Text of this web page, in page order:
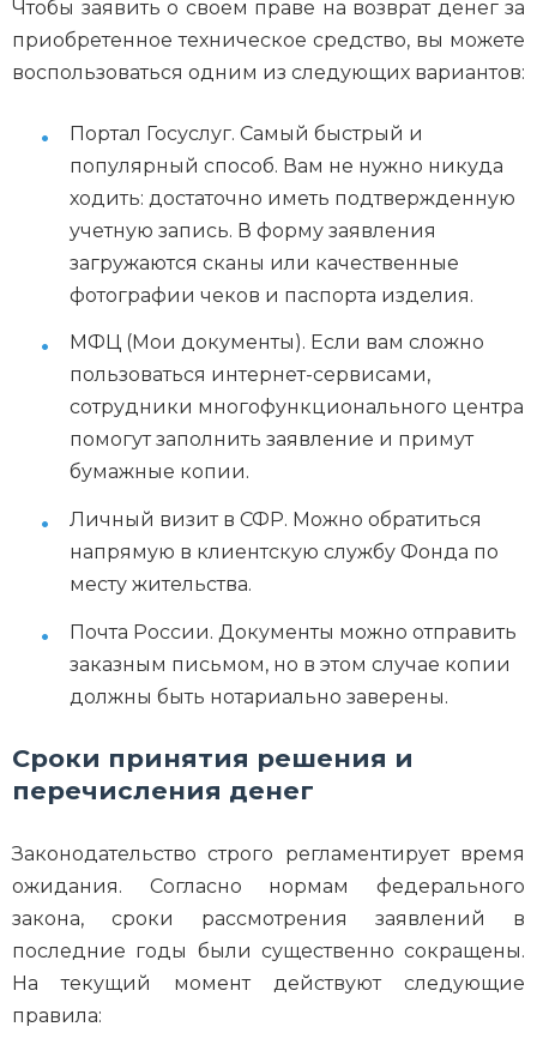
Чтобы заявить о своем праве на возврат денег за
приобретенное техническое средство, вы можете
воспользоваться одним из следующих вариантов:
Портал Госуслуг. Самый быстрый и
популярный способ. Вам не нужно никуда
ходить: достаточно иметь подтвержденную
учетную запись. В форму заявления
загружаются сканы или качественные
фотографии чеков и паспорта изделия.
МФЦ (Мои документы). Если вам сложно
пользоваться интернет-сервисами,
сотрудники многофункционального центра
помогут заполнить заявление и примут
бумажные копии.
Личный визит в СФР. Можно обратиться
напрямую в клиентскую службу Фонда по
месту жительства.
Почта России. Документы можно отправить
заказным письмом, но в этом случае копии
должны быть нотариально заверены.
Сроки принятия решения и
перечисления денег
Законодательство строго регламентирует время
ожидания. Согласно нормам федерального
закона, сроки рассмотрения заявлений в
последние годы были существенно сокращены.
На текущий момент действуют следующие
правила: